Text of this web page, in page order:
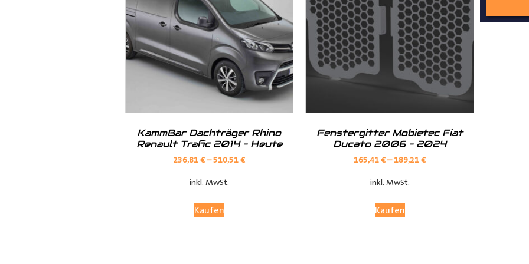
Hilfreiche Montageanleitungen und Tipps finden Sie auch auf unseremYouTube Kanal
Ihr Team vonDer Ausbauer
KammBar Dachträger Rhino
Renault Trafic 2014 – Heute
236,81€–510,51€
inkl. MwSt.
Kaufen
Fenstergitter Mobietec Fiat
Ducato 2006 – 2024
165,41€–189,21€
inkl. MwSt.
Kaufen